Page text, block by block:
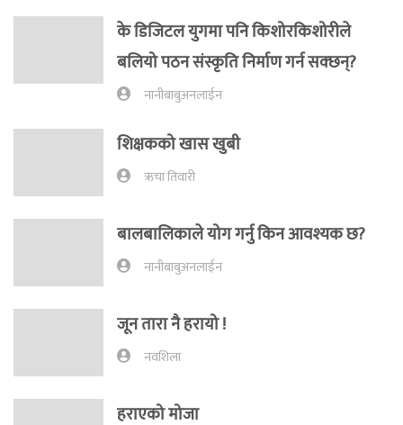
के डिजिटल युगमा पनि किशोरकिशोरीले
बलियो पठन संस्कृति निर्माण गर्न सक्छन्?
नानीबाबुअनलाईन
शिक्षकको खास खुबी
ऋचा तिवारी
बालबालिकाले योग गर्नु किन आवश्यक छ?
नानीबाबुअनलाईन
जून तारा नै हरायो !
नवशिला
हराएको मोजा